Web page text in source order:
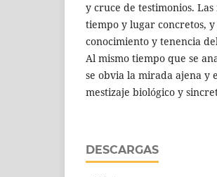
y cruce de testimonios.
tiempo y lugar concretos,
conocimiento y tenencia
Al mismo tiempo que se
se obvia la mirada ajena y
mestizaje biológico y
DESCARGAS